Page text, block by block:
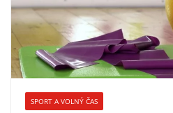
SPORT A VOLNÝ ČAS